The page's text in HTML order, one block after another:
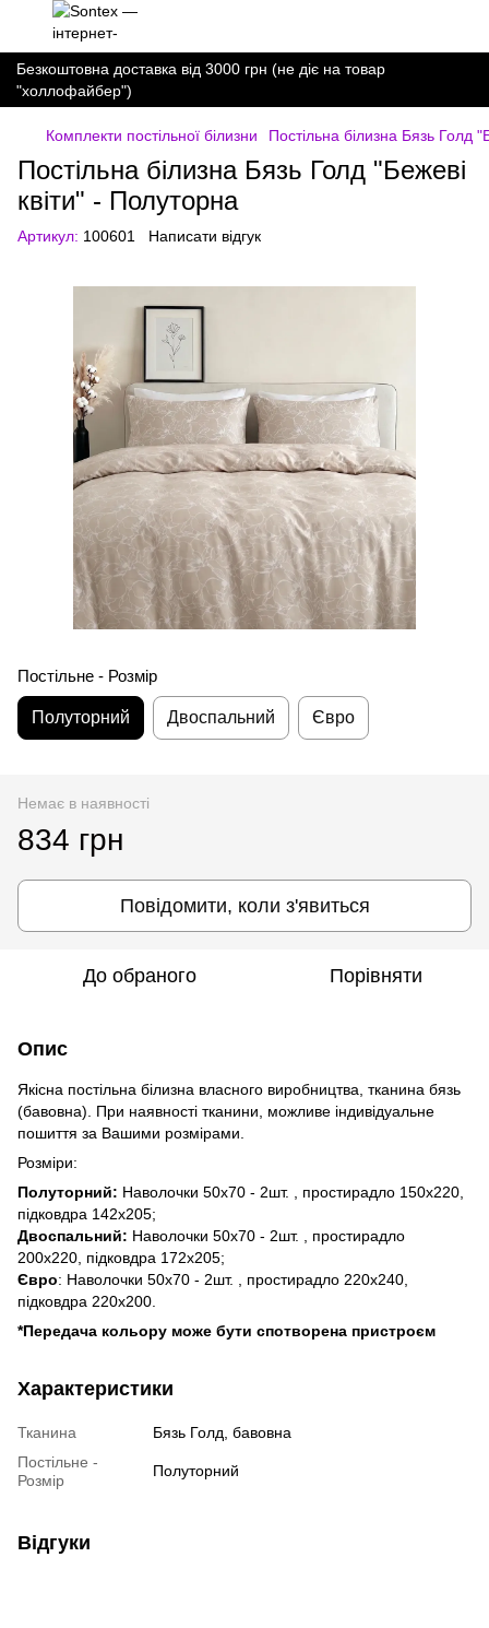
Безкоштовна доставка від 3000 грн (не діє на товар
"холлофайбер")
Комплекти постільної білизни Постільна білизна Бязь Голд
Постільна білизна Бязь Голд "Бежеві
квіти" - Полуторна
Артикул: 100601 Написати відгук
Постільне - Розмір
Полуторний Двоспальний Євро
Немає в наявності
834 грн
Повідомити, коли з'явиться
До обраного Порівняти
Опис
Якісна постільна білизна власного виробництва, тканина бязь
(бавовна). При наявності тканини, можливе індивідуальне
пошиття за Вашими розмірами.
Розміри:
Полуторний: Наволочки 50х70 - 2шт. , простирадло 150х220,
підковдра 142х205;
Двоспальний: Наволочки 50х70 - 2шт. , простирадло
200х220, підковдра 172х205;
Євро: Наволочки 50х70 - 2шт. , простирадло 220х240,
підковдра 220х200.
*Передача кольору може бути спотворена пристроєм
Характеристики
Тканина
Бязь Голд, бавовна
Постільне -
Розмір
Полуторний
Відгуки